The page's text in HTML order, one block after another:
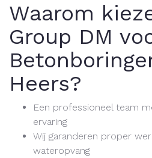
Waarom
Group DM
Heers?
Een professioneel team
ervaring
Wij garanderen proper
wateropvang